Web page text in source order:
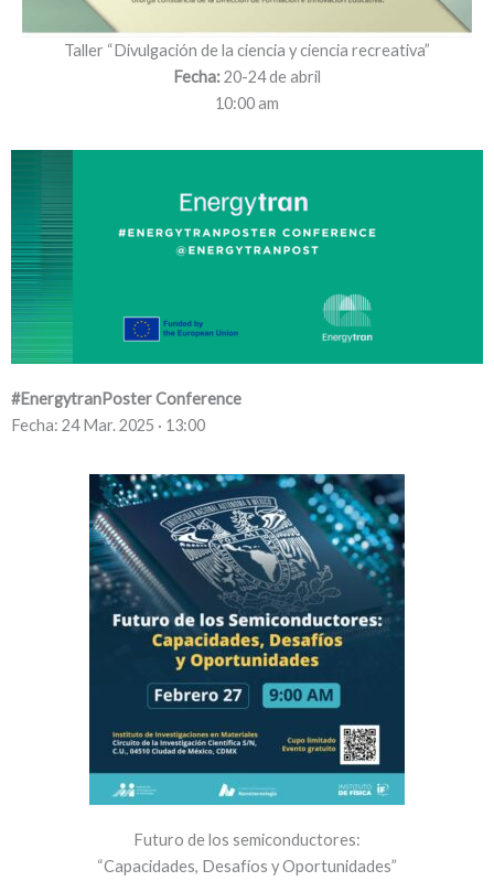
Taller “Divulgación de la ciencia y ciencia recreativa”
Fecha:20-24 de abril
10:00 am
#EnergytranPoster Conference
Fecha: 24 Mar. 2025 · 13:00
Futuro de los semiconductores:
“Capacidades, Desafíos y Oportunidades”